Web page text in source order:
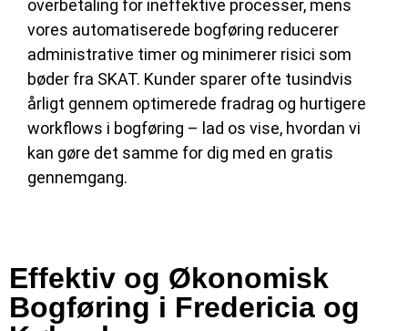
overbetaling for ineffektive processer, mens
vores automatiserede bogføring reducerer
administrative timer og minimerer risici som
bøder fra SKAT. Kunder sparer ofte tusindvis
årligt gennem optimerede fradrag og hurtigere
workflows i bogføring – lad os vise, hvordan vi
kan gøre det samme for dig med en gratis
gennemgang.
Effektiv og Økonomisk
Bogføring i Fredericia og